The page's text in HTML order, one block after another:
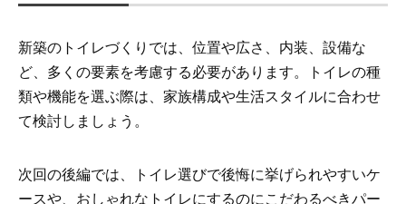
新築のトイレづくりでは、位置や広さ、内装、設備な
ど、多くの要素を考慮する必要があります。トイレの種
類や機能を選ぶ際は、家族構成や生活スタイルに合わせ
て検討しましょう。
次回の後編では、トイレ選びで後悔に挙げられやすいケ
ースや、おしゃれなトイレにするのにこだわるべきパー